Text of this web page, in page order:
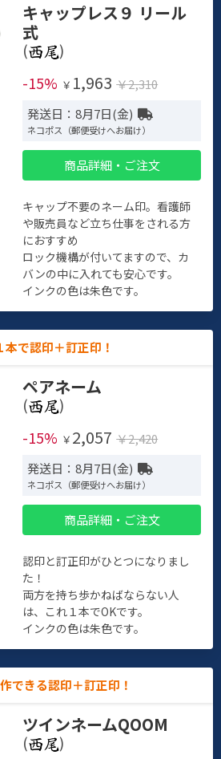
キャップレス９ リール
式
(
)
-15% ￥ 1,963 ￥2,310
発送日：8月7日(金)
ネコポス（郵便受けへお届け）
商品詳細・ご注文
キャップ不要のネーム印。看護師
や販売員など立ち仕事をされる方
におすすめ
ロック機構が付いてますので、カ
バンの中に入れても安心です。
インクの色は朱色です。
本で認印＋訂正印！
ペアネーム
(
)
-15% ￥ 2,057 ￥2,420
発送日：8月7日(金)
ネコポス（郵便受けへお届け）
商品詳細・ご注文
認印と訂正印がひとつになりまし
た！
両方を持ち歩かねばならない人
は、これ１本でOKです。
インクの色は朱色です。
できる認印＋訂正印！
ツインネームQOOM
(
)